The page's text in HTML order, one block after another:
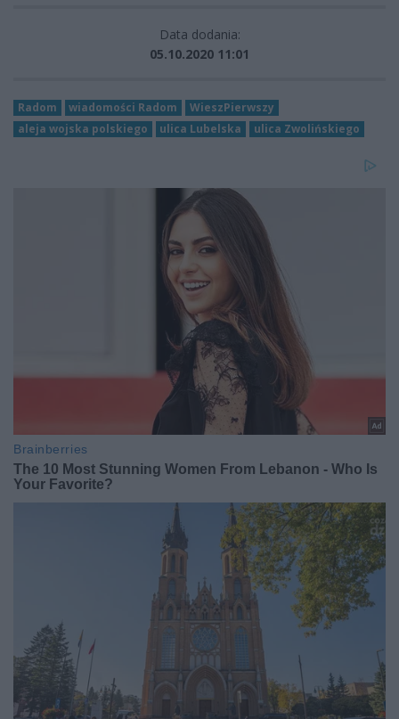
Data dodania:
05.10.2020 11:01
Radom wiadomości Radom
WieszPierwszy
aleja wojska polskiego
ulica Lubelska ulica Zwolińskiego